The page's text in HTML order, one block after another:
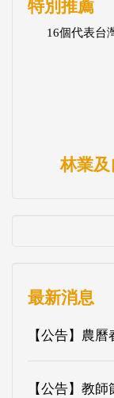
特別推薦
16個代表台
林業及
最新消息
【公告】農
【公告】教